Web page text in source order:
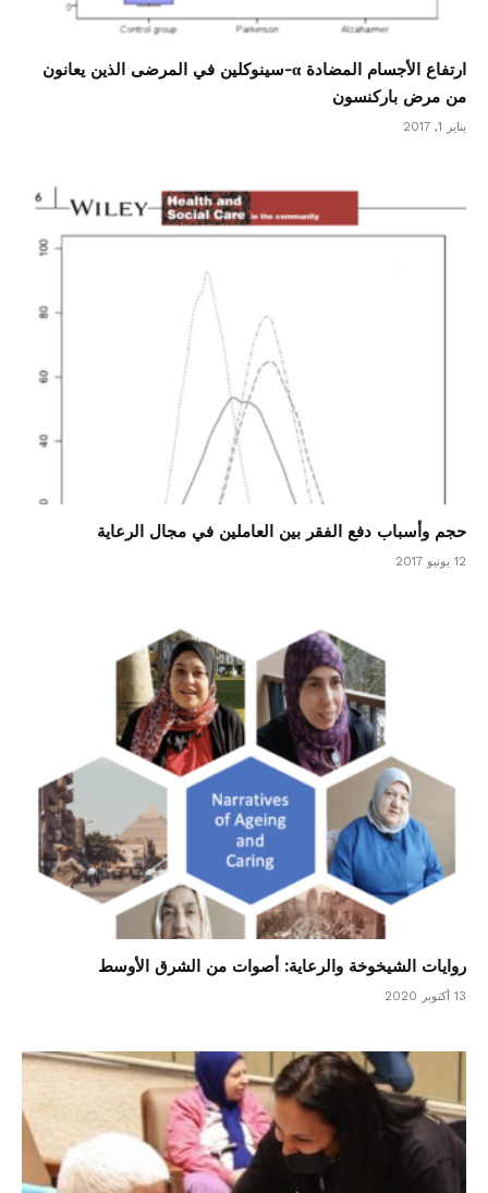
ارتفاع الأجسام المضادة α-سينوكلين في المرضى الذين يعانون
من مرض باركنسون
يناير 1, 2017
حجم وأسباب دفع الفقر بين العاملين في مجال الرعاية
12 يونيو 2017
روايات الشيخوخة والرعاية: أصوات من الشرق الأوسط
13 أكتوبر 2020